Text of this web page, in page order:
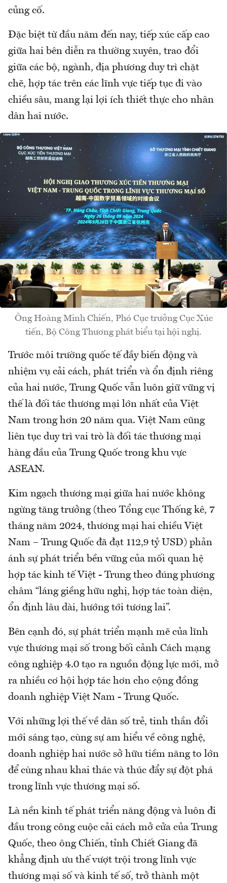
củng cố.
Đặc biệt từ đầu năm đến nay, tiếp xúc cấp cao
giữa hai bên diễn ra thường xuyên, trao đổi
giữa các bộ, ngành, địa phương duy trì chặt
chẽ, hợp tác trên các lĩnh vực tiếp tục đi vào
chiều sâu, mang lại lợi ích thiết thực cho nhân
dân hai nước.
Ông Hoàng Minh Chiến, Phó Cục trưởng Cục Xúc
tiến, Bộ Công Thương phát biểu tại hội nghị.
Trước môi trường quốc tế đầy biến động và
nhiệm vụ cải cách, phát triển và ổn định riêng
của hai nước, Trung Quốc vẫn luôn giữ vững vị
thế là đối tác thương mại lớn nhất của Việt
Nam trong hơn 20 năm qua. Việt Nam cũng
liên tục duy trì vai trò là đối tác thương mại
hàng đầu của Trung Quốc trong khu vực
ASEAN.
Kim ngạch thương mại giữa hai nước không
ngừng tăng trưởng (theo Tổng cục Thống kê, 7
tháng năm 2024, thương mại hai chiều Việt
Nam – Trung Quốc đã đạt 112,9 tỷ USD) phản
ánh sự phát triển bền vững của mối quan hệ
hợp tác kinh tế Việt - Trung theo đúng phương
châm “láng giềng hữu nghị, hợp tác toàn diện,
ổn định lâu dài, hướng tới tương lai”.
Bên cạnh đó, sự phát triển mạnh mẽ của lĩnh
vực thương mại số trong bối cảnh Cách mạng
công nghiệp 4.0 tạo ra nguồn động lực mới, mở
ra nhiều cơ hội hợp tác hơn cho cộng đồng
doanh nghiệp Việt Nam - Trung Quốc.
Với những lợi thế về dân số trẻ, tinh thần đổi
mới sáng tạo, cùng sự am hiểu về công nghệ,
doanh nghiệp hai nước sở hữu tiềm năng to lớn
để cùng nhau khai thác và thúc đẩy sự đột phá
trong lĩnh vực thương mại số.
Là nền kinh tế phát triển năng động và luôn đi
đầu trong công cuộc cải cách mở cửa của Trung
Quốc, theo ông Chiến, tỉnh Chiết Giang đã
khẳng định ưu thế vượt trội trong lĩnh vực
thương mại số và kinh tế số, trở thành một